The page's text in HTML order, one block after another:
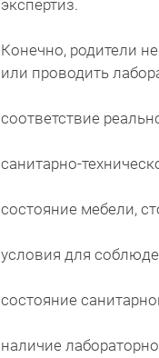
экспертиз.
Конечно, родители
или проводить
соответствие
санитарно-
состояние мебели,
условия для
состояние
наличие